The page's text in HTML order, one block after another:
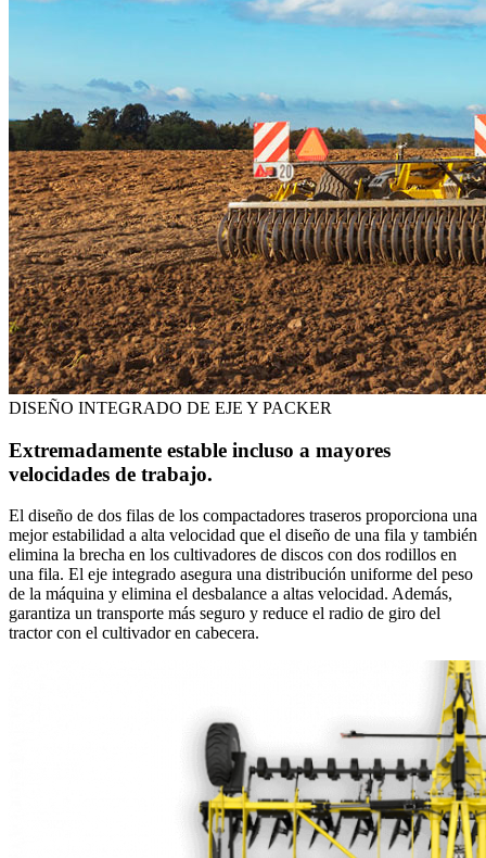
DISEÑO INTEGRADO DE EJE Y PACKER
Extremadamente estable incluso a mayores
velocidades de trabajo.
El diseño de dos filas de los compactadores traseros proporciona una
mejor estabilidad a alta velocidad que el diseño de una fila y también
elimina la brecha en los cultivadores de discos con dos rodillos en
una fila. El eje integrado asegura una distribución uniforme del peso
de la máquina y elimina el desbalance a altas velocidad. Además,
garantiza un transporte más seguro y reduce el radio de giro del
tractor con el cultivador en cabecera.